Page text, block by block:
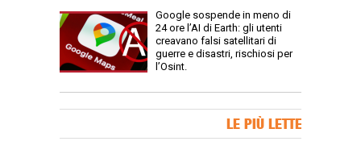
Google sospende in meno di
24 ore l’AI di Earth: gli utenti
creavano falsi satellitari di
guerre e disastri, rischiosi per
l’Osint.
LE PIÙ LETTE